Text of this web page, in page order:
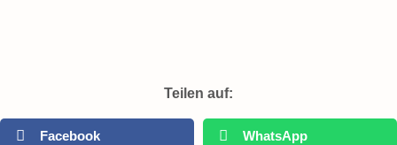
Teilen auf:
Facebook WhatsApp